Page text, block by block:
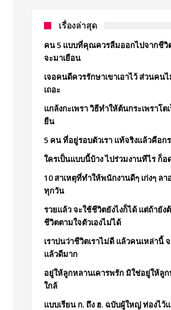
เรื่องล่าสุด
คน 5 แบบที่คุณควรลืมออกไปจากชี
จะมาเยือน
เจอคนดีควรรักษาเขาเอาไว้ ส่วนคน
เถอะ
แกล้งกะเพรา วิธีทำให้ต้นกระเพราโต
ยืน
5 คน ที่อยู่รอบตัวเรา แท้จริงแล้วคือก
ใครเป็นแบบนี้บ้าง ไปร่วมงานทีไร ก็
10 สาเหตุที่ทำให้พนักงานดีๆ เก่งๆ ล
ทุกวัน
รวยแล้ว จะใช้ชีวิตยังไงก็ได้ แต่ถ้ายัง
ชีวิตตามใจตัวเองไม่ได้
เราบ่นว่าชีวิตเราไม่ดี แล้วคนเหล่านี้
แล้วดีมาก
อยู่ให้ลูกหลานเคารพรัก มิใช่อยู่ให้ลู
ใกล้
แบบเรียน ก. ถึง ฮ. ฉบับผู้ใหญ่ ท่องไ